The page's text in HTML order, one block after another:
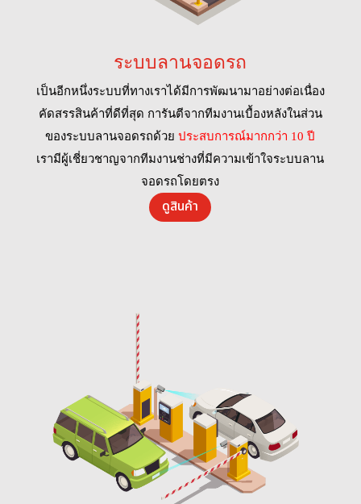
ระบบลานจอดรถ
เป็นอีกหนึ่งระบบที่ทางเราได้มีการพัฒนามาอย่างต่อเนื่อง
คัดสรรสินค้าที่ดีที่สุด การันตีจากทีมงานเบื้องหลังในส่วน
ของระบบลานจอดรถด้วยประสบการณ์มากกว่า 10 ปี
เรามีผู้เชี่ยวชาญจากทีมงานช่างที่มีความเข้าใจระบบลาน
จอดรถโดยตรง
ดูสินค้า